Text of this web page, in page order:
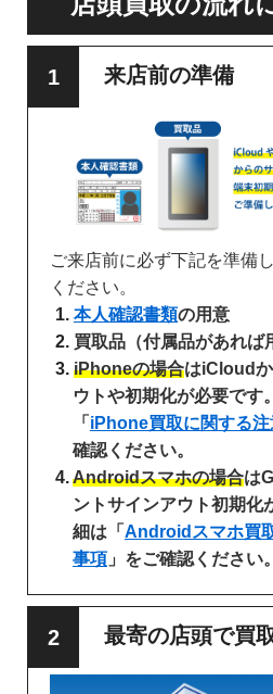
来店前の準備
ご来店前に必ず下記を準備
ください。
本人確認書類の用意
買取品（付属品があれば
iPhoneの場合はiCloud
ウトや初期化が必要です
「 iPhone買取に関する注
確認ください。
Androidスマホの場合は
ントサインアウト初期化
細は「 Androidスマホ買
事項 」をご確認ください。
最寄の店頭で買